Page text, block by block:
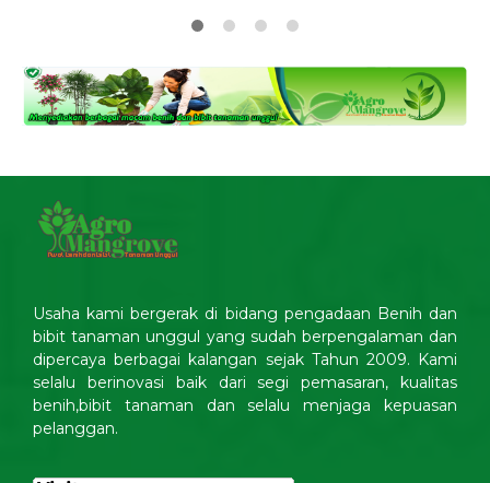
Usaha kami bergerak di bidang pengadaan Benih dan
bibit tanaman unggul yang sudah berpengalaman dan
dipercaya berbagai kalangan sejak Tahun 2009. Kami
selalu berinovasi baik dari segi pemasaran, kualitas
benih,bibit tanaman dan selalu menjaga kepuasan
pelanggan.